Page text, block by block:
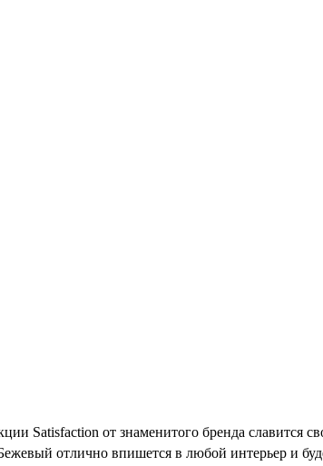
Satisfaction от знаменитого бренда славится
отлично впишется в любой интерьер и